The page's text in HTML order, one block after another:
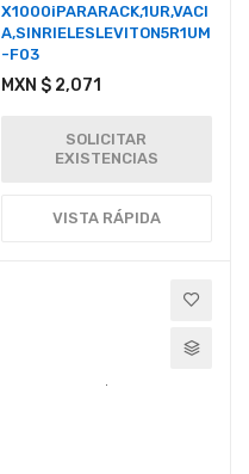
X1000iPARARACK,1UR,VACI
A,SINRIELESLEVITON5R1UM
-F03
MXN $ 2,071
SOLICITAR
EXISTENCIAS
VISTA RÁPIDA